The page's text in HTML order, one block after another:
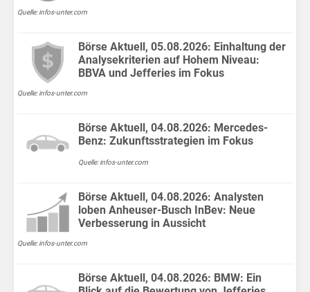
Quelle: infos-unter.com
Börse Aktuell, 05.08.2026: Einhaltung der
Analysekriterien auf Hohem Niveau:
BBVA und Jefferies im Fokus
Quelle: infos-unter.com
Börse Aktuell, 04.08.2026: Mercedes-
Benz: Zukunftsstrategien im Fokus
Quelle: infos-unter.com
Börse Aktuell, 04.08.2026: Analysten
loben Anheuser-Busch InBev: Neue
Verbesserung in Aussicht
Quelle: infos-unter.com
Börse Aktuell, 04.08.2026: BMW: Ein